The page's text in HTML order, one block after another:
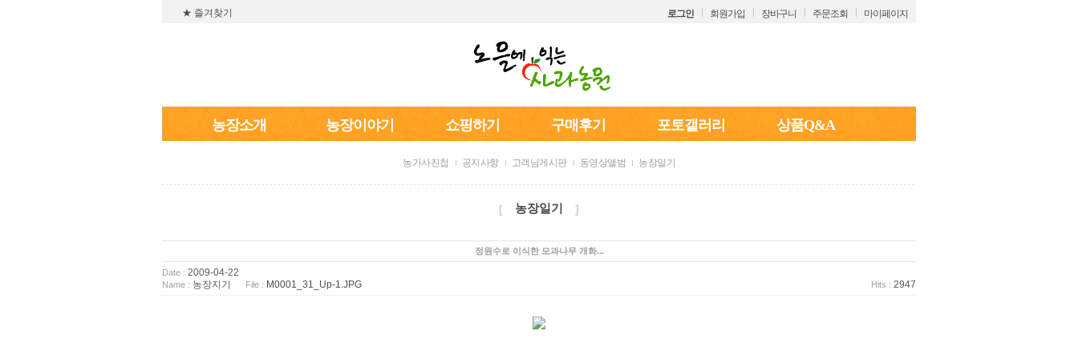
★ 즐겨찾기 로그인 회원가입 장바구니 주문조회 마이페이지
농장소개 농장이야기 쇼핑하기 구매후기 포토갤러리 상품Q&A
농가사진첩 공지사항 고객님게시판 동영상앨범 농장일기
[ 농장일기 ]
정원수로 이식한 모과나무 개화...
Date : 2009-04-22
Name : 농장지기 File : M0001_31_Up-1.JPG Hits : 2947